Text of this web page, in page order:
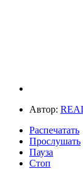
Автор:
Распечатать
Прослушать
Пауза
Стоп